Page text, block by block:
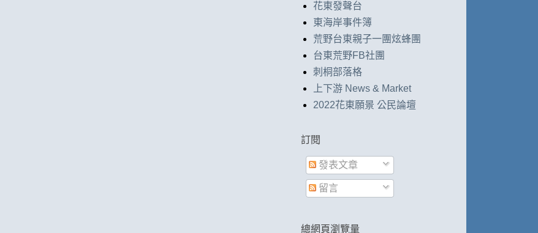
花東發聲台
東海岸事件簿
荒野台東親子一團炫蜂團
台東荒野FB社團
刺桐部落格
上下游 News & Market
2022花東願景 公民論壇
訂閱
發表文章
留言
總網頁瀏覽量